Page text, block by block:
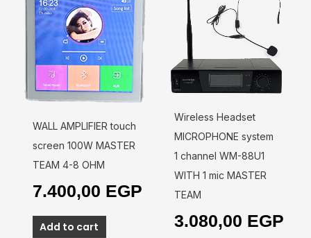
WALL AMPLIFIER touch
screen 100W MASTER
TEAM 4-8 OHM
7.400,00 EGP
Add to cart
Wireless Headset
MICROPHONE system
1 channel WM-88U1
WITH 1 mic MASTER
TEAM
3.080,00 EGP